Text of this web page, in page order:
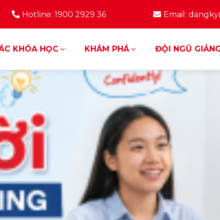
Hotline: 1900 2929 36 Email:
KHÓA HỌC KHÁM PHÁ ĐỘI NGŨ